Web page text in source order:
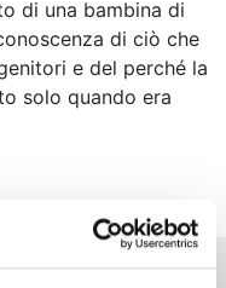
di una bambina di
di ciò che
e del perché la
solo quando era